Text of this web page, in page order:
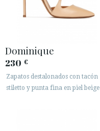
Dominique
230 €
Zapatos destalonados con tacón
stiletto y punta fina en piel beige